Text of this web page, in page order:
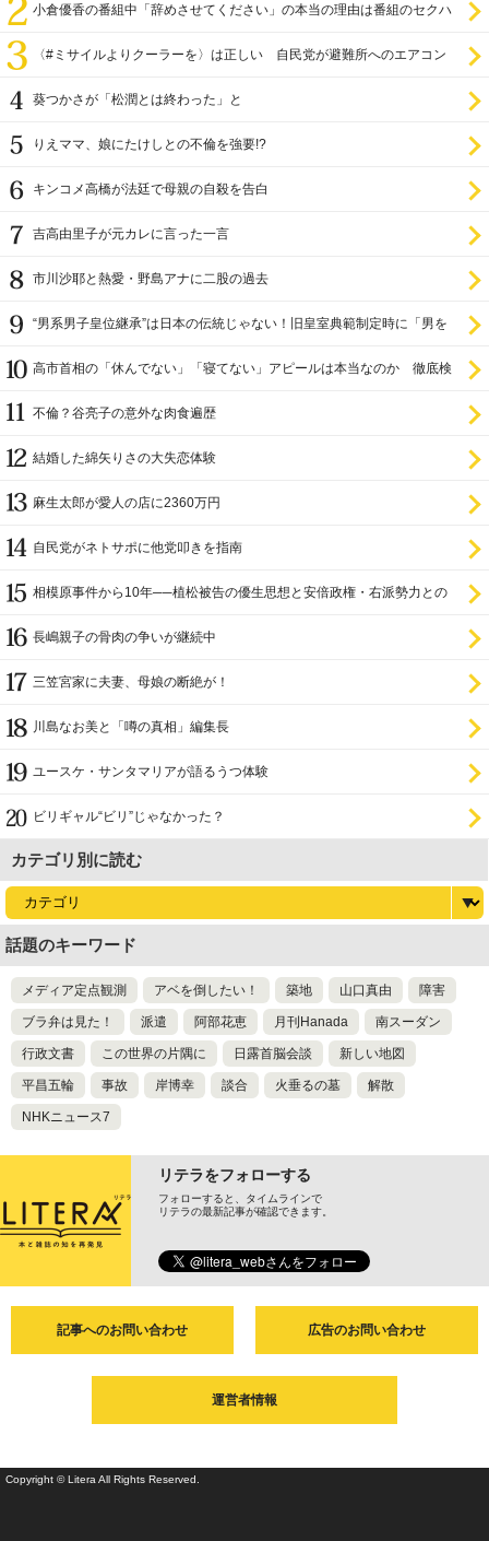
小倉優香の番組中「辞めさせてください」の本当の理由は番組のセクハ
〈#ミサイルよりクーラーを〉は正しい 自民党が避難所へのエアコン
葵つかさが「松潤とは終わった」と
りえママ、娘にたけしとの不倫を強要!?
キンコメ高橋が法廷で母親の自殺を告白
吉高由里子が元カレに言った一言
市川沙耶と熱愛・野島アナに二股の過去
“男系男子皇位継承”は日本の伝統じゃない！旧皇室典範制定時に「男を
高市首相の「休んでない」「寝てない」アピールは本当なのか 徹底検
不倫？谷亮子の意外な肉食遍歴
結婚した綿矢りさの大失恋体験
麻生太郎が愛人の店に2360万円
自民党がネトサポに他党叩きを指南
相模原事件から10年──植松被告の優生思想と安倍政権・右派勢力との
長嶋親子の骨肉の争いが継続中
三笠宮家に夫妻、母娘の断絶が！
川島なお美と「噂の真相」編集長
ユースケ・サンタマリアが語るうつ体験
ビリギャル“ビリ”じゃなかった？
カテゴリ別に読む
話題のキーワード
メディア定点観測 アベを倒したい！ 築地 山口真由 障害
ブラ弁は見た！ 派遣 阿部花恵 月刊Hanada 南スーダン
行政文書 この世界の片隅に 日露首脳会談 新しい地図
平昌五輪 事故 岸博幸 談合 火垂るの墓 解散
NHKニュース7
リテラをフォローする
フォローすると、タイムラインで
リテラの最新記事が確認できます。
記事へのお問い合わせ 広告のお問い合わせ
運営者情報
Copyright © Litera All Rights Reserved.